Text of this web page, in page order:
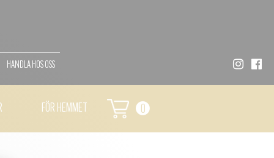
HANDLA HOS OSS
FÖR HEMMET 0